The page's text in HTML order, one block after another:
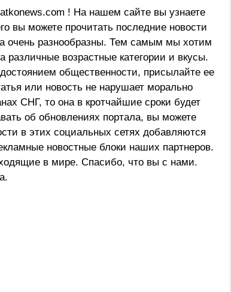
! На нашем сайте вы узнаете
вы можете прочитать последние новости
очень разнообразны. Тем самым мы хотим
возрастные категории и вкусы.
общественности, присылайте ее
или новость не нарушает морально
СНГ, то она в кротчайшие сроки будет
об обновлениях портала, вы можете
в этих социальных сетях добавляются
новостные блоки наших партнеров.
в мире. Спасибо, что вы с нами.